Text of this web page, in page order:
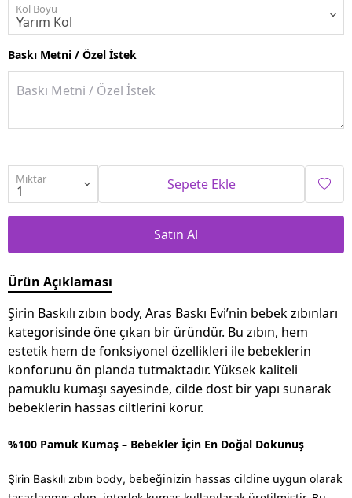
Kol Boyu
Baskı Metni / Özel İstek
Miktar Sepete Ekle
Satın Al
Ürün Açıklaması
Şirin Baskılı zıbın body, Aras Baskı Evi’nin bebek zıbınları
kategorisinde öne çıkan bir üründür. Bu zıbın, hem
estetik hem de fonksiyonel özellikleri ile bebeklerin
konforunu ön planda tutmaktadır. Yüksek kaliteli
pamuklu kumaşı sayesinde, cilde dost bir yapı sunarak
bebeklerin hassas ciltlerini korur.
%100 Pamuk Kumaş – Bebekler İçin En Doğal Dokunuş
Şirin Baskılı zıbın body, bebeğinizin hassas cildine uygun olarak